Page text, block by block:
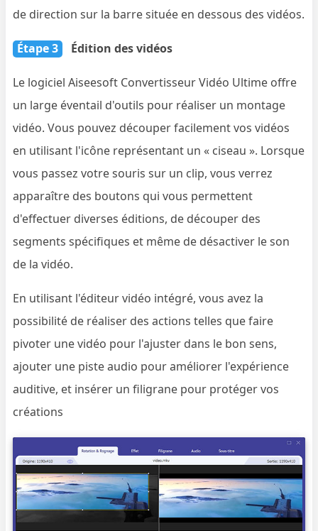
de direction sur la barre située en dessous des vidéos.
Étape 3 Édition des vidéos
Le logiciel Aiseesoft Convertisseur Vidéo Ultime offre
un large éventail d'outils pour réaliser un montage
vidéo. Vous pouvez découper facilement vos vidéos
en utilisant l'icône représentant un « ciseau ». Lorsque
vous passez votre souris sur un clip, vous verrez
apparaître des boutons qui vous permettent
d'effectuer diverses éditions, de découper des
segments spécifiques et même de désactiver le son
de la vidéo.
En utilisant l'éditeur vidéo intégré, vous avez la
possibilité de réaliser des actions telles que faire
pivoter une vidéo pour l'ajuster dans le bon sens,
ajouter une piste audio pour améliorer l'expérience
auditive, et insérer un filigrane pour protéger vos
créations